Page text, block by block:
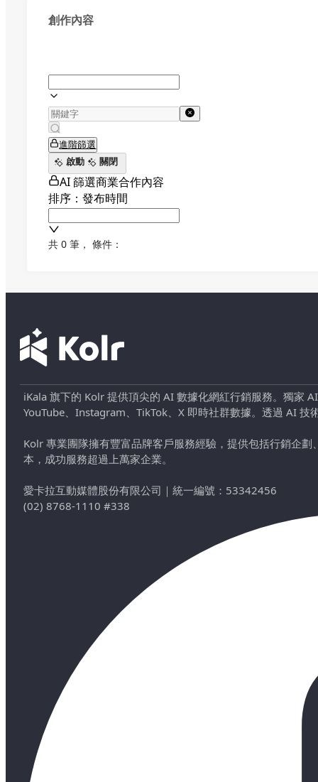
創作內容
進階篩選
啟動
關閉
AI 篩選商業合作內容
排序：發布時間
共 0 筆 ， 條件：
iKala 旗下的 Kolr 提供頂尖的 AI 數據化網紅行銷服務。獨家
YouTube、Instagram、TikTok、X 即時社群數據。透過 AI
Kolr 專業團隊擁有豐富品牌客戶服務經驗，提供包括行銷企
本，成功服務超過上萬家企業。
愛卡拉互動媒體股份有限公司 ｜ 統一編號：53342456
(02) 8768-1110 #338